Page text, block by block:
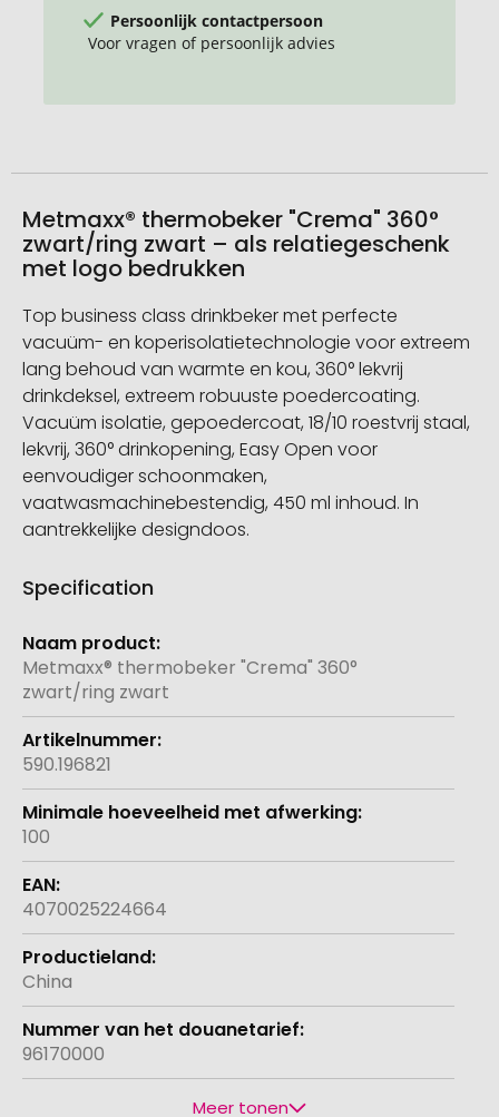
Persoonlijk contactpersoon
Voor vragen of persoonlijk advies
Metmaxx® thermobeker "Crema" 360°
zwart/ring zwart – als relatiegeschenk
met logo bedrukken
Top business class drinkbeker met perfecte
vacuüm- en koperisolatietechnologie voor extreem
lang behoud van warmte en kou, 360° lekvrij
drinkdeksel, extreem robuuste poedercoating.
Vacuüm isolatie, gepoedercoat, 18/10 roestvrij staal,
lekvrij, 360° drinkopening, Easy Open voor
eenvoudiger schoonmaken,
vaatwasmachinebestendig, 450 ml inhoud. In
aantrekkelijke designdoos.
Specification
Meer
informatie
Metmaxx® thermobeker "Crema" 360°
zwart/ring zwart
590.196821
100
4070025224664
China
96170000
Meer tonen